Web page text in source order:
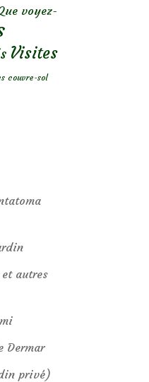
voyez-
Visites
couvre-sol
autres
Dermar
privé)